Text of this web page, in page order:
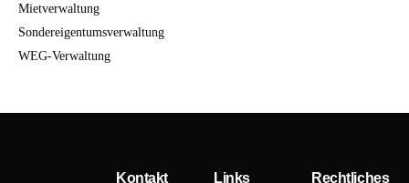
Mietverwaltung
Sondereigentumsverwaltung
WEG-Verwaltung
Kontakt
Links Rechtliches